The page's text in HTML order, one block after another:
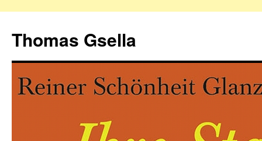
springen
Thomas Gsella